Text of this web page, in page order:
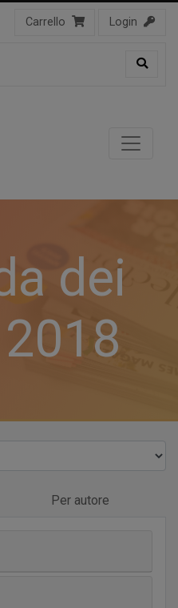
Carrello Login
dei
Per autore